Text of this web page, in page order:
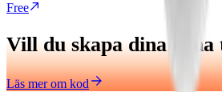
Free
Vill du skapa dina egna
Läs mer om kod